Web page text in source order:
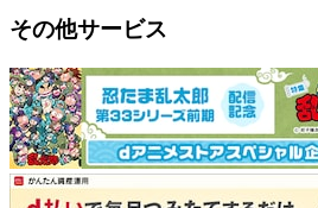
その他サービス